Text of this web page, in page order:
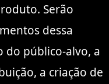
Serão
dessa
do público-alvo, a
a criação de